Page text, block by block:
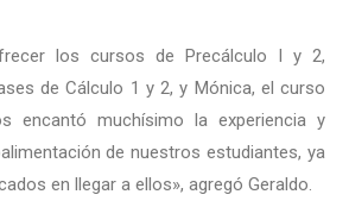
los cursos de Precálculo I y 2,
de Cálculo 1 y 2, y Mónica, el curso
encantó muchísimo la experiencia y
de nuestros estudiantes, ya
en llegar a ellos», agregó Geraldo.